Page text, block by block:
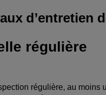
d’entretien
régulière
régulière, au